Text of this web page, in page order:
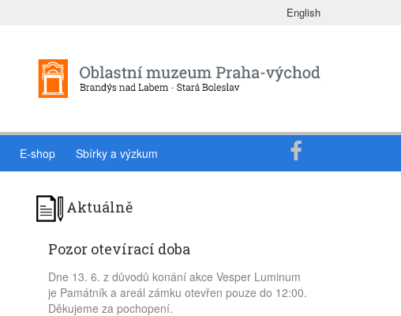
English
E-shop Sbírky a výzkum
Aktuálně
Pozor otevírací doba
Dne 13. 6. z důvodů konání akce Vesper Luminum
je Památník a areál zámku otevřen pouze do 12:00.
Děkujeme za pochopení.